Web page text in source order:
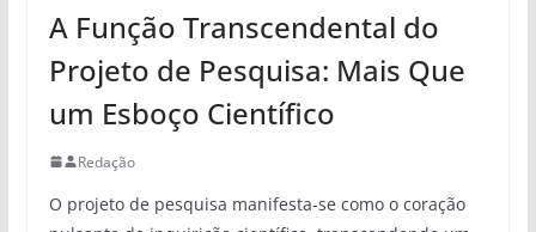
A Função Transcendental do
Projeto de Pesquisa: Mais Que
um Esboço Científico
Redação
O projeto de pesquisa manifesta-se como o coração